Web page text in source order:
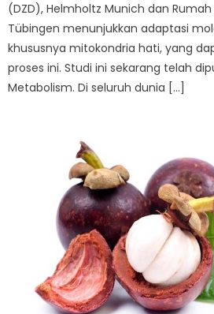
(DZD), Helmholtz Munich dan Rumah
Tübingen menunjukkan adaptasi
khususnya mitokondria hati, yang
proses ini. Studi ini sekarang telah
Metabolism. Di seluruh dunia […]